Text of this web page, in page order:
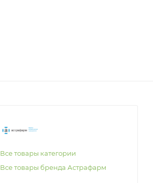
Все товары категории
Все товары бренда Астрафарм